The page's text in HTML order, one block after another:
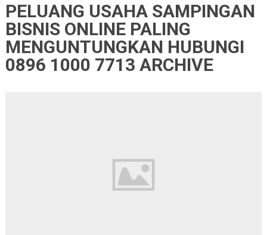
PELUANG USAHA SAMPINGAN
BISNIS ONLINE PALING
MENGUNTUNGKAN HUBUNGI
0896 1000 7713 ARCHIVE